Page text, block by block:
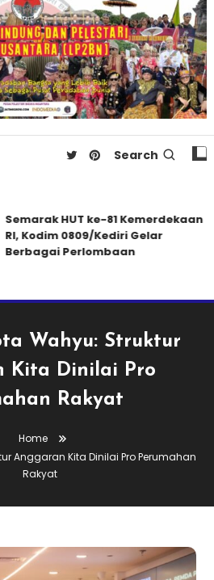
Search
Semarak HUT ke-81 Kemerdekaan
RI, Kodim 0809/Kediri Gelar
Berbagai Perlombaan
Wahyu: Struktur
Kita Dinilai Pro
Rakyat
Home
Anggaran Kita Dinilai Pro Perumahan
Rakyat